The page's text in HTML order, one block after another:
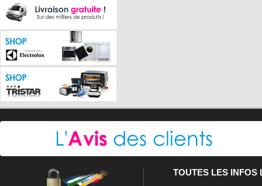
TOUTES LES INFOS